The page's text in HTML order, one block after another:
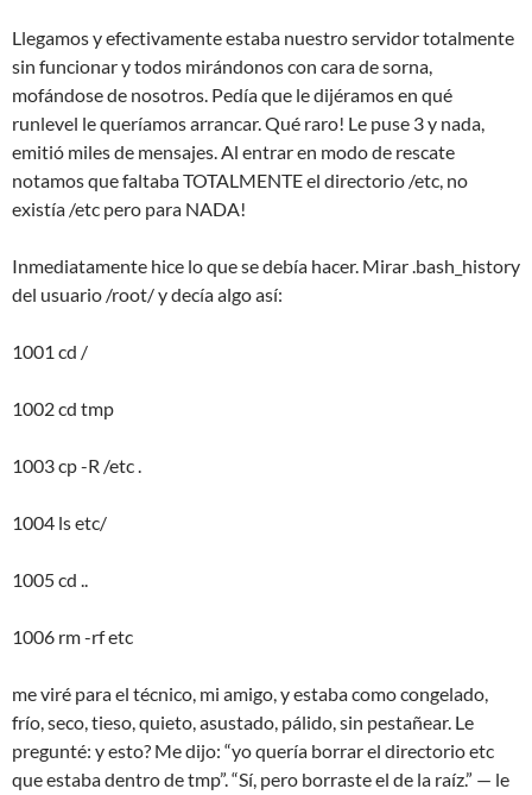
Llegamos y efectivamente estaba nuestro servidor totalmente
sin funcionar y todos mirándonos con cara de sorna,
mofándose de nosotros. Pedía que le dijéramos en qué
runlevel le queríamos arrancar. Qué raro! Le puse 3 y nada,
emitió miles de mensajes. Al entrar en modo de rescate
notamos que faltaba TOTALMENTE el directorio /etc, no
existía /etc pero para NADA!
Inmediatamente hice lo que se debía hacer. Mirar .bash_history
del usuario /root/ y decía algo así:
1001 cd /
1002 cd tmp
1003 cp -R /etc .
1004 ls etc/
1005 cd ..
1006 rm -rf etc
me viré para el técnico, mi amigo, y estaba como congelado,
frío, seco, tieso, quieto, asustado, pálido, sin pestañear. Le
pregunté: y esto? Me dijo: “yo quería borrar el directorio etc
que estaba dentro de tmp”. “Sí, pero borraste el de la raíz.” — le